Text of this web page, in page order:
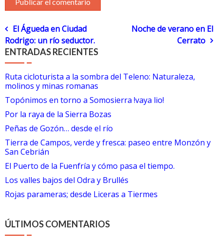
Navegación
de
entradas
El Águeda en Ciudad
Rodrigo: un río seductor.
Noche de verano en El
Cerrato
ENTRADAS RECIENTES
Ruta cicloturista a la sombra del Teleno: Naturaleza,
molinos y minas romanas
Topónimos en torno a Somosierra !vaya lio!
Por la raya de la Sierra Bozas
Peñas de Gozón… desde el río
Tierra de Campos, verde y fresca: paseo entre Monzón y
San Cebrián
El Puerto de la Fuenfría y cómo pasa el tiempo.
Los valles bajos del Odra y Brullés
Rojas parameras; desde Liceras a Tiermes
ÚLTIMOS COMENTARIOS